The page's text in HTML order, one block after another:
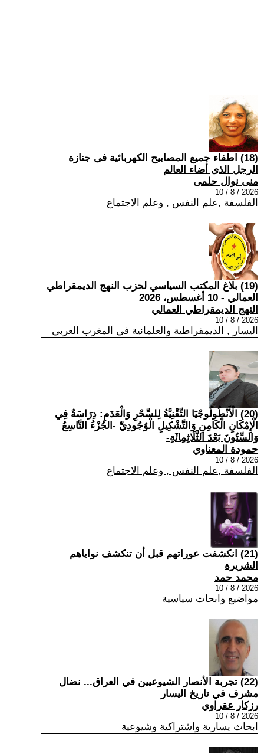
(18) اطفاء جميع المصابيح الكهربائية فى جنازة
الرجل الذى أضاء العالم
منى نوال حلمى
2026 / 8 / 10
الفلسفة ,علم النفس , وعلم الاجتماع
(19) بلاغ المكتب السياسي لحزب النهج الديمقراطي
العمالي - 10 أغسطس، 2026
النهج الديمقراطي العمالي
2026 / 8 / 10
اليسار , الديمقراطية والعلمانية في المغرب العربي
(20) الْأَنْطُولُوجْيَا التِّقْنِيَّةُ لِلسِّحْرِ وَالْعَدَمِ: دِرَاسَةٌ فِي
الْإِمْكَانِ الْكَامِنِ وَالتَّشْكِيلِ الْوُجُودِيِّ -الجُزْءُ التَّاسِعُ
وَالسِّتُونَ بَعْدَ الثَّلَاثِمِائَةِ-
حمودة المعناوي
2026 / 8 / 10
الفلسفة ,علم النفس , وعلم الاجتماع
(21) انكشفت عوراتهم قبل أن تنكشف نواياهم
الشريرة
محمد حمد
2026 / 8 / 10
مواضيع وابحاث سياسية
(22) تجربة الأنصار الشيوعيين في العراق... نضال
مشرف في تاريخ اليسار
رزكار عقراوي
2026 / 8 / 10
ابحاث يسارية واشتراكية وشيوعية